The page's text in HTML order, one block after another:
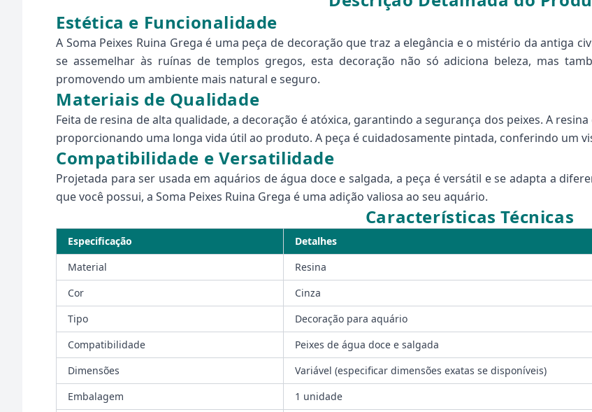
Estética e Funcionalidade
A Soma Peixes Ruina Grega é uma peça de decoração que traz a elegância e o mistério da antiga
se assemelhar às ruínas de templos gregos, esta decoração não só adiciona beleza, mas
promovendo um ambiente mais natural e seguro.
Materiais de Qualidade
Feita de resina de alta qualidade, a decoração é atóxica, garantindo a segurança dos peixes. A
proporcionando uma longa vida útil ao produto. A peça é cuidadosamente pintada, conferindo um
Compatibilidade e Versatilidade
Projetada para ser usada em aquários de água doce e salgada, a peça é versátil e se adapta a
que você possui, a Soma Peixes Ruina Grega é uma adição valiosa ao seu aquário.
Características Técnicas
Especificação
Detalhes
Material
Resina
Cor
Cinza
Tipo
Decoração para aquário
Compatibilidade
Peixes de água doce e salgada
Dimensões
Variável (especificar dimensões exatas se disponíveis)
Embalagem
1 unidade